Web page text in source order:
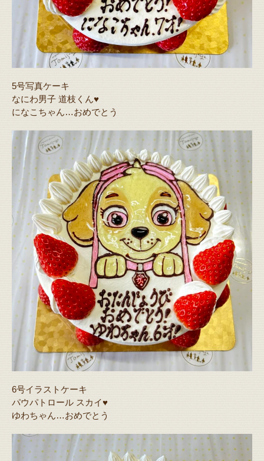
5号写真ケーキ
なにわ男子 道枝くん♥️
になこちゃん…おめでとう
6号イラストケーキ
パウパトロール スカイ♥️
ゆわちゃん…おめでとう